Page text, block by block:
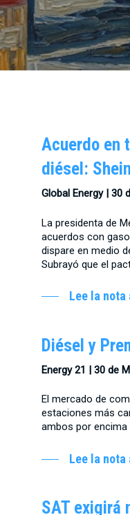
Acuerdo en
diésel:
Global Energy | 30
La presidenta de
acuerdos con
dispare en medio
Subrayó que el
Lee la nota
Diésel y
Energy 21 |30 de
El mercado de
estaciones más
ambos por
Lee la nota
SAT exigirá